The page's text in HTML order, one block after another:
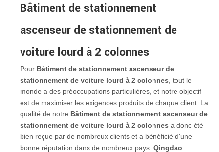
Bâtiment de stationnement
ascenseur de stationnement de
voiture lourd à 2 colonnes
Pour Bâtiment de stationnement ascenseur de
stationnement de voiture lourd à 2 colonnes , tout le
monde a des préoccupations particulières, et notre objectif
est de maximiser les exigences produits de chaque client. La
qualité de notre Bâtiment de stationnement ascenseur de
stationnement de voiture lourd à 2 colonnes a donc été
bien reçue par de nombreux clients et a bénéficié d'une
bonne réputation dans de nombreux pays. Qingdao